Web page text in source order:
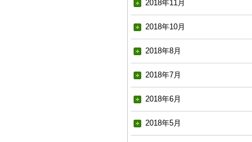
2018年11月
2018年10月
2018年8月
2018年7月
2018年6月
2018年5月